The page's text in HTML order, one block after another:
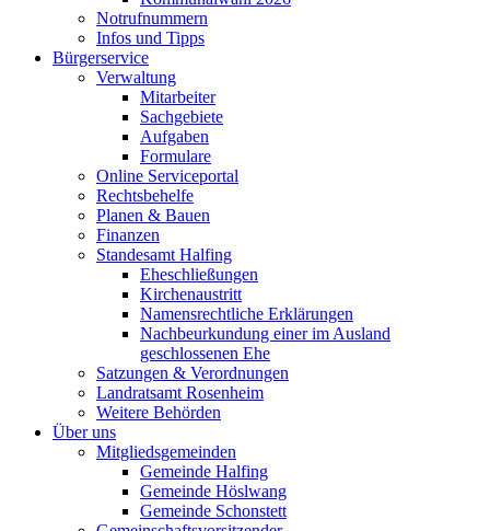
Notrufnummern
Infos und Tipps
Bürgerservice
Verwaltung
Mitarbeiter
Sachgebiete
Aufgaben
Formulare
Online Serviceportal
Rechtsbehelfe
Planen & Bauen
Finanzen
Standesamt Halfing
Eheschließungen
Kirchenaustritt
Namensrechtliche Erklärungen
Nachbeurkundung einer im Ausland
geschlossenen Ehe
Satzungen & Verordnungen
Landratsamt Rosenheim
Weitere Behörden
Über uns
Mitgliedsgemeinden
Gemeinde Halfing
Gemeinde Höslwang
Gemeinde Schonstett